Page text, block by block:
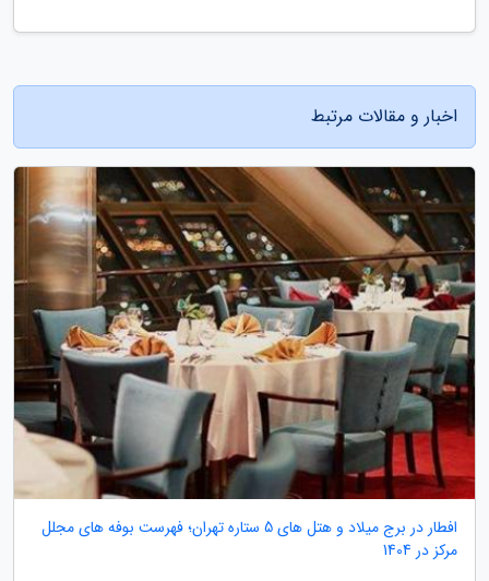
اخبار و مقالات مرتبط
افطار در برج میلاد و هتل های 5 ستاره تهران؛ فهرست بوفه های مجلل
مرکز در 1404